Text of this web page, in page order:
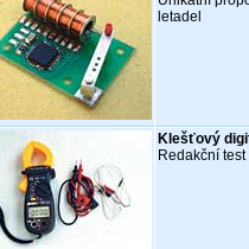
letadel
Klešťový
Redakční